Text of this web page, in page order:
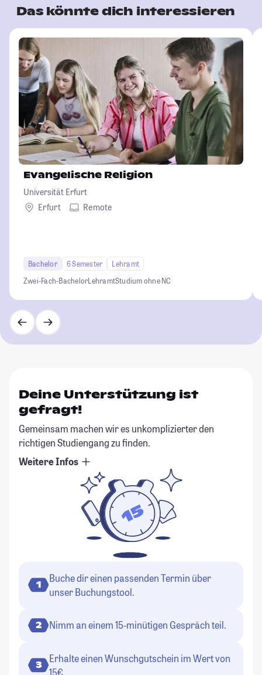
Das könnte dich interessieren
Evangelische Religion
Universität Erfurt
Erfurt
Remote
Bachelor 6 Semester
Lehramt
Zwei-Fach-BachelorLehramtStudium ohne NC
Deine Unterstützung ist
gefragt!
Gemeinsam machen wir es unkomplizierter den
richtigen Studiengang zu finden.
Weitere Infos
1
Buche dir einen passenden Termin über
unser Buchungstool.
2 Nimm an einem 15-minütigen Gespräch teil.
3
Erhalte einen Wunschgutschein im Wert von
15€.